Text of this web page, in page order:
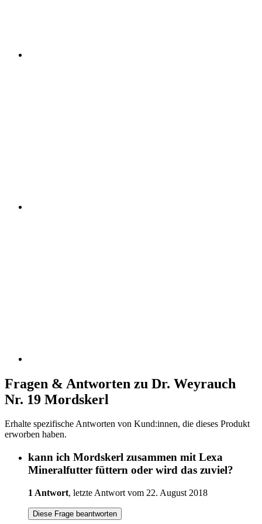
Fragen & Antworten zu Dr. Weyrauch
Nr. 19 Mordskerl
Erhalte spezifische Antworten von Kund:innen, die dieses Produkt
erworben haben.
kann ich Mordskerl zusammen mit Lexa
Mineralfutter füttern oder wird das zuviel?
1 Antwort, letzte Antwort vom 22. August 2018
Diese Frage beantworten